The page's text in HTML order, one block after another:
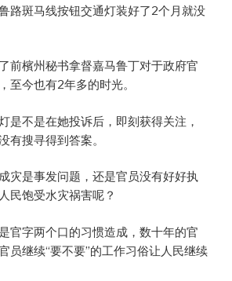
路斑马线按钮交通灯装好了2个月就没
前檳州秘书拿督嘉马鲁丁对于政府官
至今也有2年多的时光。
是不是在她投诉后，即刻获得关注，
有搜寻得到答案。
灾是事发问题，还是官员没有好好执
民饱受水灾祸害呢？
官字两个口的习惯造成，数十年的官
员继续“要不要”的工作习俗让人民继续